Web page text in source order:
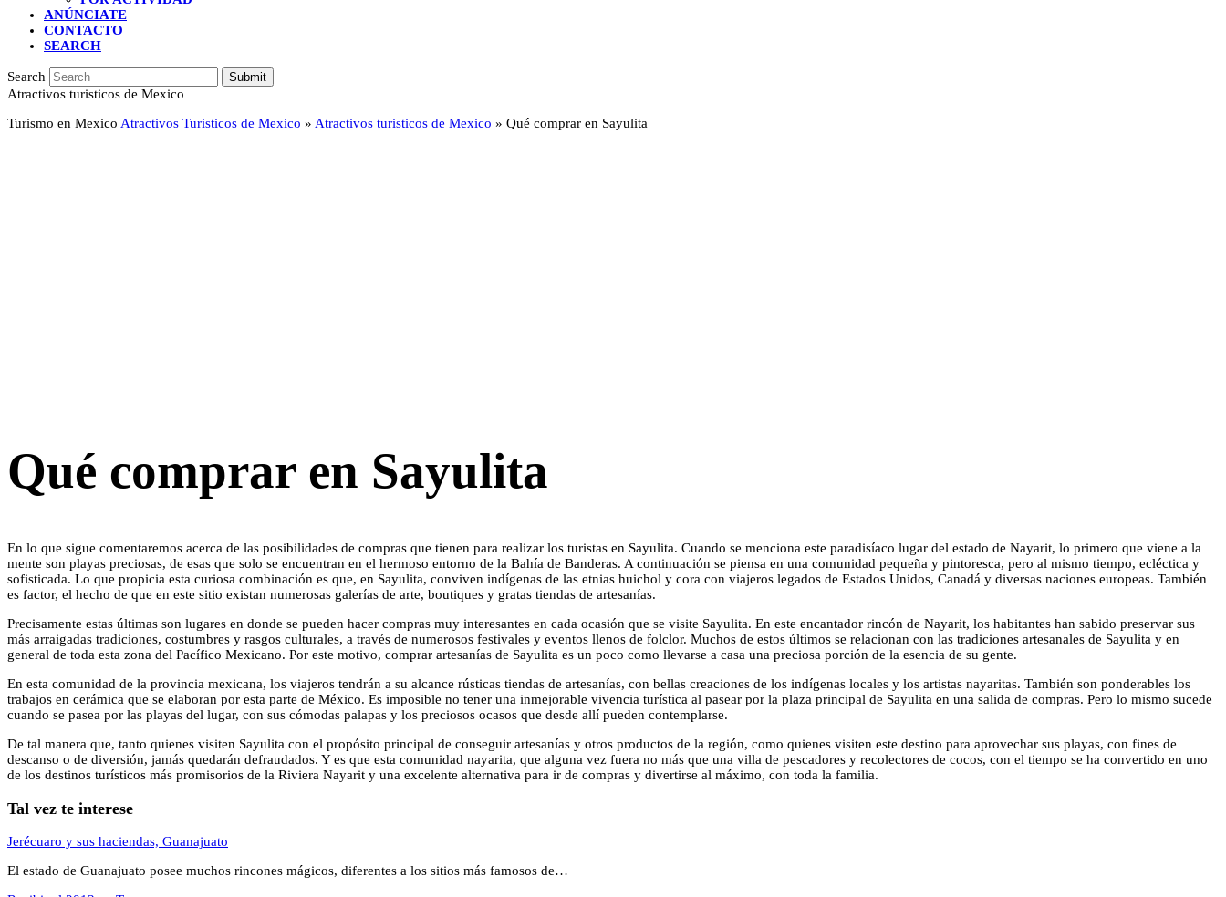
ANÚNCIATE
CONTACTO
SEARCH
Search Submit
Atractivos turisticos de Mexico
Turismo en Mexico Atractivos Turisticos de Mexico » Atractivos turisticos de Mexico » Qué comprar en Sayulita
Qué comprar en Sayulita
En lo que sigue comentaremos acerca de las posibilidades de compras que tienen para realizar los turistas en Sayulita. Cuando se menciona este paradisíaco lugar del estado de Nayarit, lo primero que viene a la
mente son playas preciosas, de esas que solo se encuentran en el hermoso entorno de la Bahía de Banderas. A continuación se piensa en una comunidad pequeña y pintoresca, pero al mismo tiempo, ecléctica y
sofisticada. Lo que propicia esta curiosa combinación es que, en Sayulita, conviven indígenas de las etnias huichol y cora con viajeros legados de Estados Unidos, Canadá y diversas naciones europeas. También
es factor, el hecho de que en este sitio existan numerosas galerías de arte, boutiques y gratas tiendas de artesanías.
Precisamente estas últimas son lugares en donde se pueden hacer compras muy interesantes en cada ocasión que se visite Sayulita. En este encantador rincón de Nayarit, los habitantes han sabido preservar sus
más arraigadas tradiciones, costumbres y rasgos culturales, a través de numerosos festivales y eventos llenos de folclor. Muchos de estos últimos se relacionan con las tradiciones artesanales de Sayulita y en
general de toda esta zona del Pacífico Mexicano. Por este motivo, comprar artesanías de Sayulita es un poco como llevarse a casa una preciosa porción de la esencia de su gente.
En esta comunidad de la provincia mexicana, los viajeros tendrán a su alcance rústicas tiendas de artesanías, con bellas creaciones de los indígenas locales y los artistas nayaritas. También son ponderables los
trabajos en cerámica que se elaboran por esta parte de México. Es imposible no tener una inmejorable vivencia turística al pasear por la plaza principal de Sayulita en una salida de compras. Pero lo mismo sucede
cuando se pasea por las playas del lugar, con sus cómodas palapas y los preciosos ocasos que desde allí pueden contemplarse.
De tal manera que, tanto quienes visiten Sayulita con el propósito principal de conseguir artesanías y otros productos de la región, como quienes visiten este destino para aprovechar sus playas, con fines de
descanso o de diversión, jamás quedarán defraudados. Y es que esta comunidad nayarita, que alguna vez fuera no más que una villa de pescadores y recolectores de cocos, con el tiempo se ha convertido en uno
de los destinos turísticos más promisorios de la Riviera Nayarit y una excelente alternativa para ir de compras y divertirse al máximo, con toda la familia.
Tal vez te interese
Jerécuaro y sus haciendas, Guanajuato
El estado de Guanajuato posee muchos rincones mágicos, diferentes a los sitios más famosos de…